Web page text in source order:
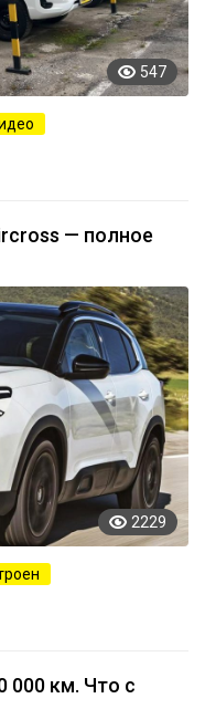
547
— полное
2229
000 км. Что с